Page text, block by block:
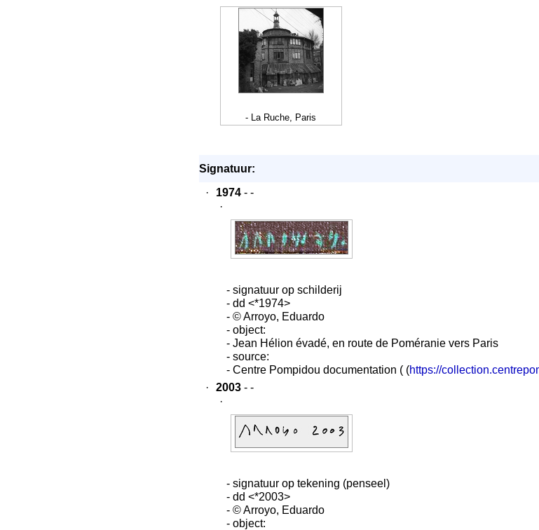
- La Ruche, Paris
Signatuur:
·
1974- -
·
- signatuur op schilderij
- dd <*1974>
- © Arroyo, Eduardo
- object:
- Jean Hélion évadé, en route de Poméranie vers Paris
- source:
- Centre Pompidou documentation ( (https://
·
2003- -
·
- signatuur op tekening (penseel)
- dd <*2003>
- © Arroyo, Eduardo
- object: